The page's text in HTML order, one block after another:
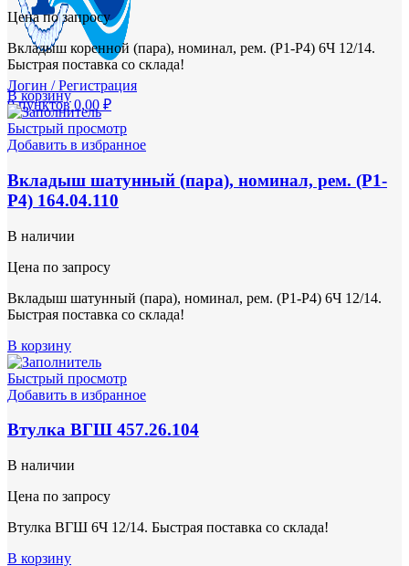
Логин / Регистрация
0пунктов 0,00 ₽
Цена по запросу
Вкладыш коренной (пара), номинал, рем. (Р1-Р4) 6Ч 12/14.
Быстрая поставка со склада!
В корзину
Быстрый просмотр
Добавить в избранное
Вкладыш шатунный (пара), номинал, рем. (Р1-
Р4) 164.04.110
В наличии
Цена по запросу
Вкладыш шатунный (пара), номинал, рем. (Р1-Р4) 6Ч 12/14.
Быстрая поставка со склада!
В корзину
Быстрый просмотр
Добавить в избранное
Втулка ВГШ 457.26.104
В наличии
Цена по запросу
Втулка ВГШ 6Ч 12/14. Быстрая поставка со склада!
В корзину